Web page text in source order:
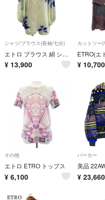
シャツ/ブラウス(長袖/七分)
エトロ ブラウス 絹 シルク 七分袖 花柄 フローラルプリント 38 白
¥ 13,900
カットソー
¥ 10,700
その他
エトロ ETRO トップス
¥ 6,100
パーカー
¥ 23,660